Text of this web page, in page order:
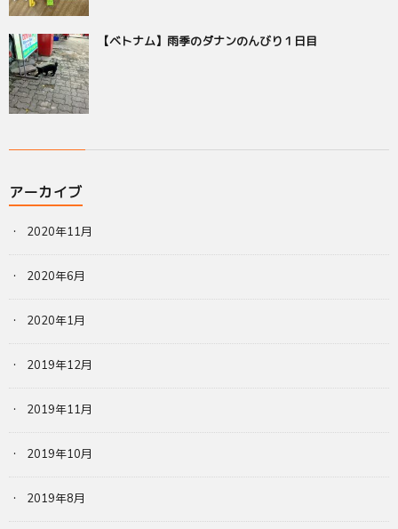
【ベトナム】雨季のダナンのんびり１日目
アーカイブ
2020年11月
2020年6月
2020年1月
2019年12月
2019年11月
2019年10月
2019年8月